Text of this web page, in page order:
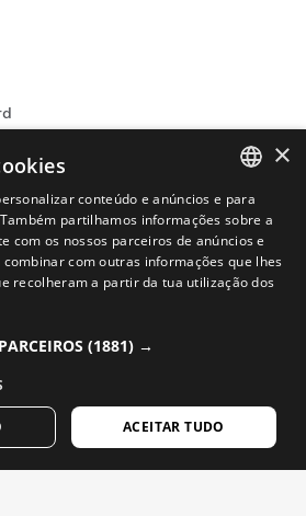
para receber notícias e
SPANISH
ENGLISH
GREEK
FRENCH
DUTCH
×
conteúdo e anúncios e para
partilhamos informações sobre a
com os nossos parceiros de anúncios e
com outras informações que lhes
recolheram a partir da tua utilização dos
(1881) →
ACEITAR TUDO